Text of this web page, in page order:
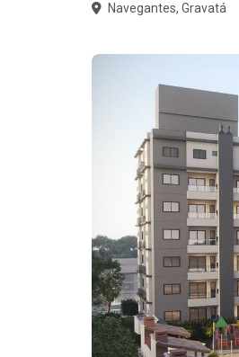
Navegantes, Gravatá